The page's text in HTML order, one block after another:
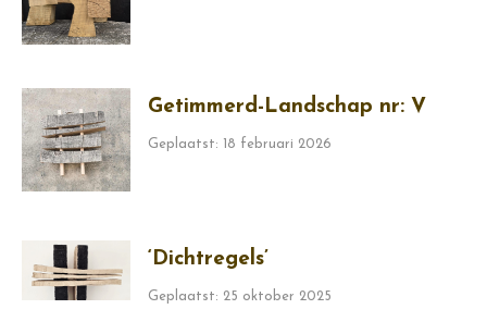
Getimmerd-Landschap nr: V
Geplaatst: 18 februari 2026
‘Dichtregels’
Geplaatst: 25 oktober 2025